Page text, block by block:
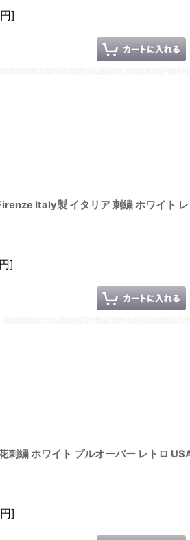
円]
Italy製 イタリア 刺繍 ホワイト
円]
刺繍 ホワイト プルオーバー レトロ
円]